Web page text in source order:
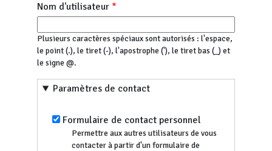
Nom d'utilisateur
Plusieurs caractères spéciaux sont autorisés : l'espace,
le point (.), le tiret (-), l'apostrophe ('), le tiret bas (_) et
le signe @.
Paramètres de contact
Formulaire de contact personnel
Permettre aux autres utilisateurs de vous
contacter à partir d'un formulaire de